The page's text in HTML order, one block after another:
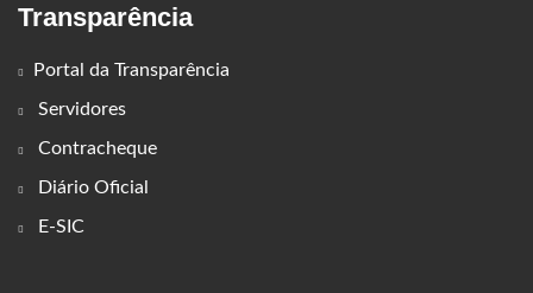
Transparência
Portal da Transparência
Servidores
Contracheque
Diário Oficial
E-SIC